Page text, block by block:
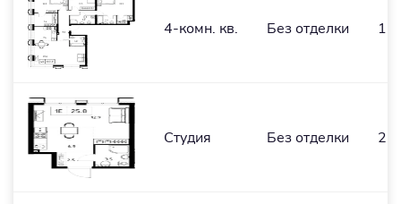
4-комн. кв. Без отделки
Студия Без отделки